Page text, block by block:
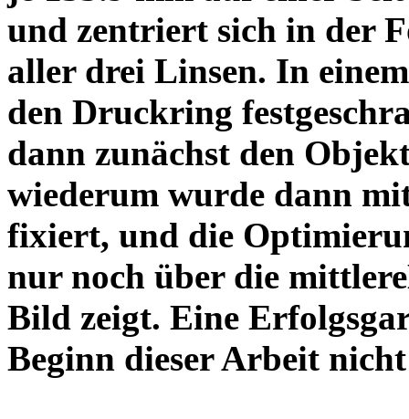
und zentriert sich in der
aller drei Linsen. In
den Druckring
dann zunächst den
wiederum wurde dann
fixiert, und die
nur noch über die
Bild zeigt. Eine
Beginn dieser Arbeit